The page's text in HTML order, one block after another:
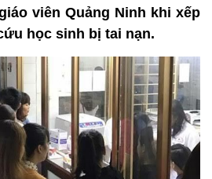
viên Quảng Ninh khi xếp
học sinh bị tai nạn.